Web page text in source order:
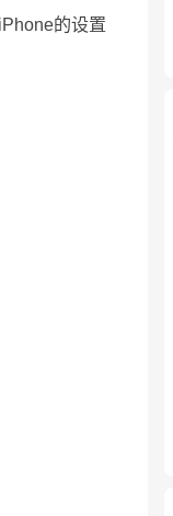
的设置